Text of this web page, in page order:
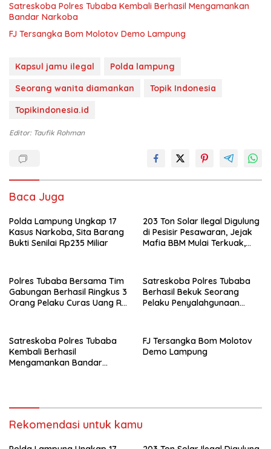
Satreskoba Polres Tubaba Kembali Berhasil Mengamankan
Bandar Narkoba
FJ Tersangka Bom Molotov Demo Lampung
Kapsul jamu ilegal
Polda lampung
Seorang wanita diamankan
Topik Indonesia
Topikindonesia.id
Editor: Taufik Rohman
Baca Juga
Polda Lampung Ungkap 17
Kasus Narkoba, Sita Barang
Bukti Senilai Rp235 Miliar
203 Ton Solar Ilegal Digulung
di Pesisir Pesawaran, Jejak
Mafia BBM Mulai Terkuak,
Polres Tubaba Bersama Tim
Gabungan Berhasil Ringkus 3
Orang Pelaku Curas Uang Rp
Satreskoba Polres Tubaba
Berhasil Bekuk Seorang
Pelaku Penyalahgunaan
Satreskoba Polres Tubaba
Kembali Berhasil
Mengamankan Bandar
FJ Tersangka Bom Molotov
Demo Lampung
Rekomendasi untuk kamu